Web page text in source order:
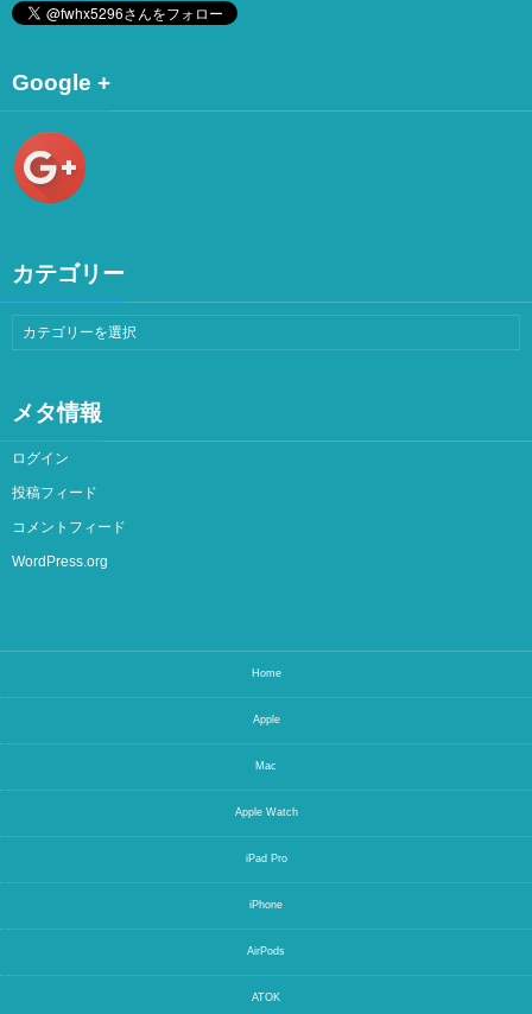
Google +
カテゴリー
メタ情報
ログイン
投稿フィード
コメントフィード
WordPress.org
Home
Apple
Mac
Apple Watch
iPad Pro
iPhone
AirPods
ATOK